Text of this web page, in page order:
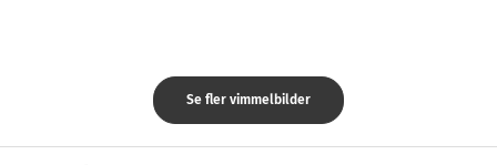
Se fler vimmelbilder